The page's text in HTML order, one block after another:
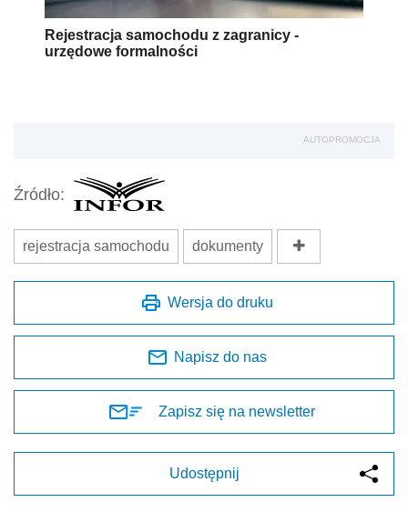
Rejestracja samochodu z zagranicy -
urzędowe formalności
AUTOPROMOCJA
Źródło:
rejestracja samochodu dokumenty
Wersja do druku
Napisz do nas
Zapisz się na newsletter
Udostępnij